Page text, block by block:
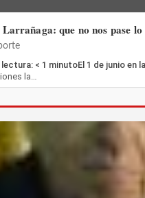
que no nos pase
< 1 minutoEl 1 de junio en
la…